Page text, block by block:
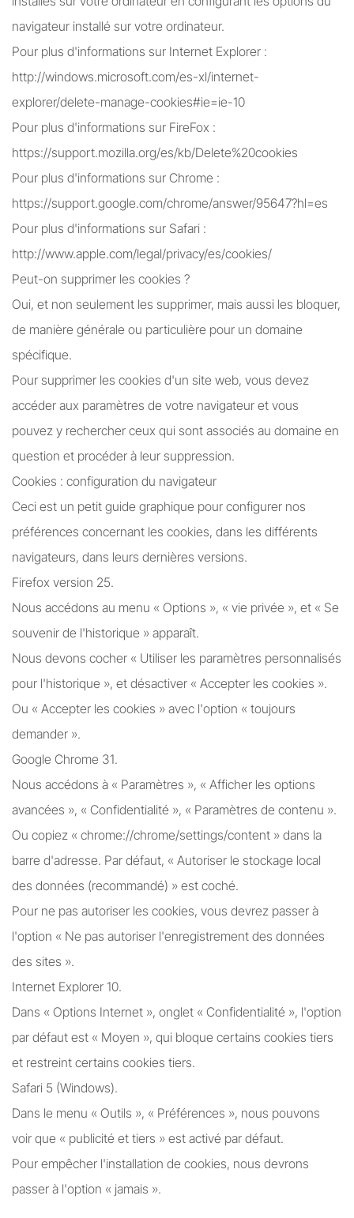
navigateur installé sur votre ordinateur.
Pour plus d'informations sur Internet Explorer :
http://windows.microsoft.com/es-xl/internet-
explorer/delete-manage-cookies#ie=ie-10
Pour plus d'informations sur FireFox :
https://support.mozilla.org/es/kb/Delete%20cookies
Pour plus d'informations sur Chrome :
https://support.google.com/chrome/answer/95647?hl=es
Pour plus d'informations sur Safari :
http://www.apple.com/legal/privacy/es/cookies/
Peut-on supprimer les cookies ?
Oui, et non seulement les supprimer, mais aussi les bloquer,
de manière générale ou particulière pour un domaine
spécifique.
Pour supprimer les cookies d'un site web, vous devez
accéder aux paramètres de votre navigateur et vous
pouvez y rechercher ceux qui sont associés au domaine en
question et procéder à leur suppression.
Cookies : configuration du navigateur
Ceci est un petit guide graphique pour configurer nos
préférences concernant les cookies, dans les différents
navigateurs, dans leurs dernières versions.
Firefox version 25.
Nous accédons au menu « Options », « vie privée », et « Se
souvenir de l'historique » apparaît.
Nous devons cocher « Utiliser les paramètres personnalisés
pour l'historique », et désactiver « Accepter les cookies ».
Ou « Accepter les cookies » avec l'option « toujours
demander ».
Google Chrome 31.
Nous accédons à « Paramètres », « Afficher les options
avancées », « Confidentialité », « Paramètres de contenu ».
Ou copiez « chrome://chrome/settings/content » dans la
barre d'adresse. Par défaut, « Autoriser le stockage local
des données (recommandé) » est coché.
Pour ne pas autoriser les cookies, vous devrez passer à
l'option « Ne pas autoriser l'enregistrement des données
des sites ».
Internet Explorer 10.
Dans « Options Internet », onglet « Confidentialité », l'option
par défaut est « Moyen », qui bloque certains cookies tiers
et restreint certains cookies tiers.
Safari 5 (Windows).
Dans le menu « Outils », « Préférences », nous pouvons
voir que « publicité et tiers » est activé par défaut.
Pour empêcher l'installation de cookies, nous devrons
passer à l'option « jamais ».